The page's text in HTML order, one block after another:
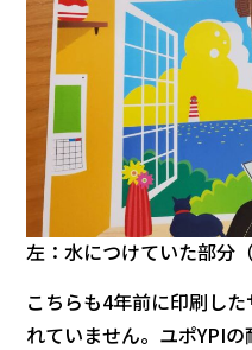
左：水につけていた部分
こちらも4年前に印刷し
れていません。ユポYPI